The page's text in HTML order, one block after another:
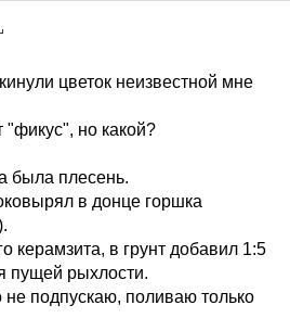
цветок неизвестной мне
но какой?
была плесень.
в донце горшка
керамзита, в грунт добавил 1:5
пущей рыхлости.
не подпускаю, поливаю только